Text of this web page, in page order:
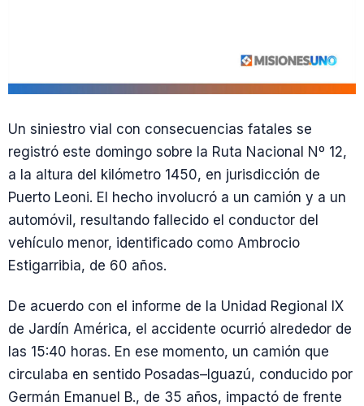
Un siniestro vial con consecuencias fatales se
registró este domingo sobre la Ruta Nacional Nº 12,
a la altura del kilómetro 1450, en jurisdicción de
Puerto Leoni. El hecho involucró a un camión y a un
automóvil, resultando fallecido el conductor del
vehículo menor, identificado como Ambrocio
Estigarribia, de 60 años.
De acuerdo con el informe de la Unidad Regional IX
de Jardín América, el accidente ocurrió alrededor de
las 15:40 horas. En ese momento, un camión que
circulaba en sentido Posadas–Iguazú, conducido por
Germán Emanuel B., de 35 años, impactó de frente